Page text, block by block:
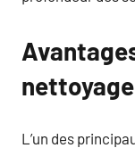
L’un des